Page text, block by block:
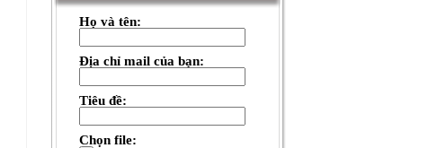
Họ và tên:
Địa chỉ mail của bạn:
Tiêu đề:
Chọn file: